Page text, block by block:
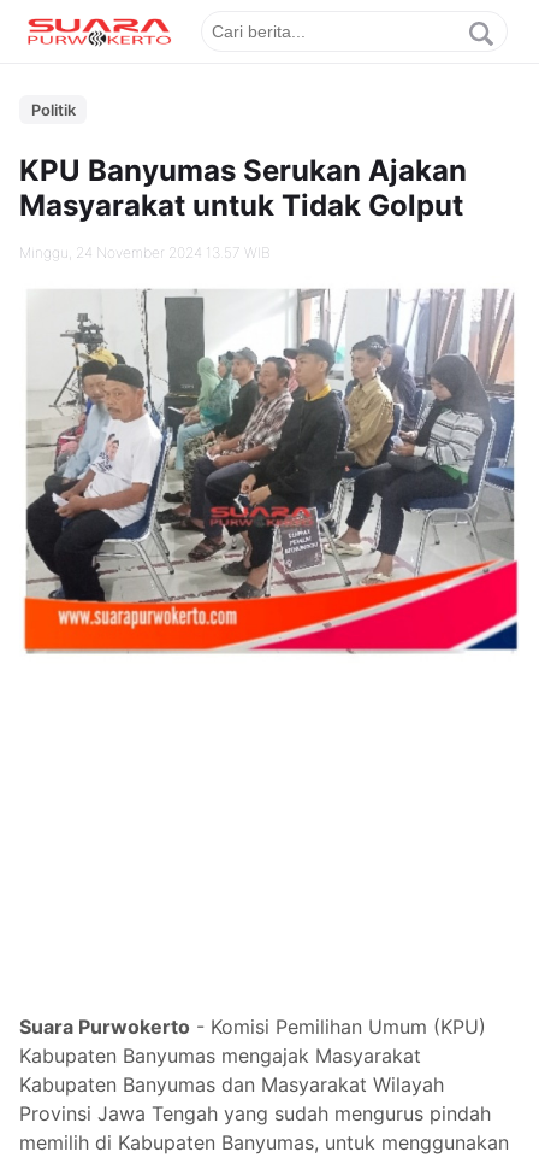
Politik
KPU Banyumas Serukan Ajakan
Masyarakat untuk Tidak Golput
Minggu, 24 November 2024 13.57 WIB
Suara Purwokerto - Komisi Pemilihan Umum (KPU)
Kabupaten Banyumas mengajak Masyarakat
Kabupaten Banyumas dan Masyarakat Wilayah
Provinsi Jawa Tengah yang sudah mengurus pindah
memilih di Kabupaten Banyumas, untuk menggunakan